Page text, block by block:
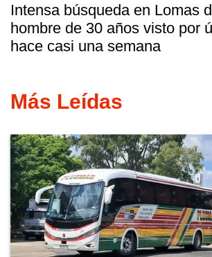
Intensa búsqueda en Lomas
hombre de 30 años visto por
hace casi una semana
Más Leídas